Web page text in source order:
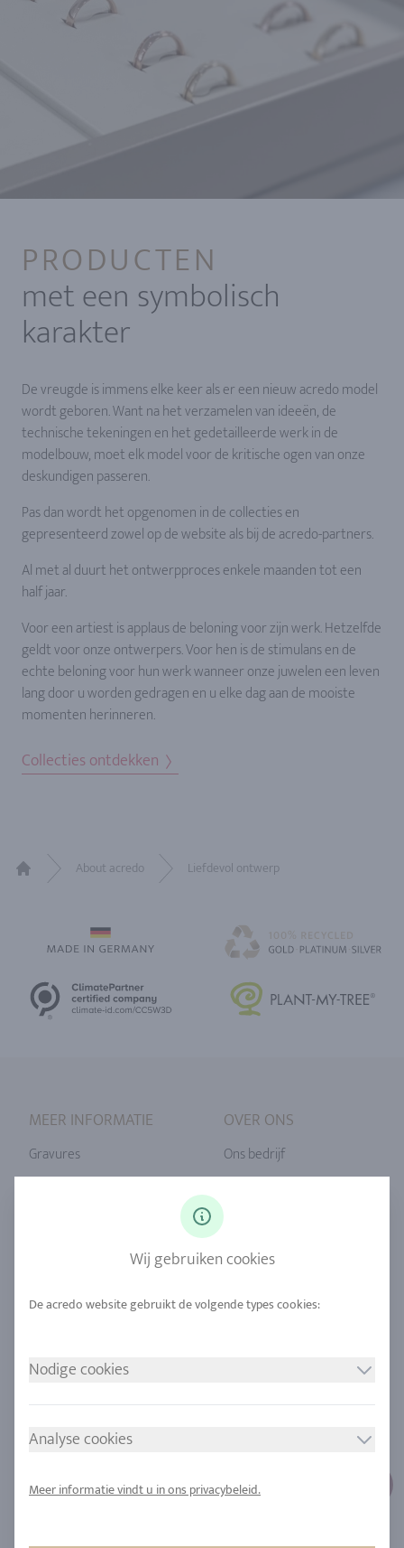
PRODUCTEN
met een symbolisch
karakter
De vreugde is immens elke keer als er een nieuw acredo model
wordt geboren. Want na het verzamelen van ideeën, de
technische tekeningen en het gedetailleerde werk in de
modelbouw, moet elk model voor de kritische ogen van onze
deskundigen passeren.
Pas dan wordt het opgenomen in de collecties en
gepresenteerd zowel op de website als bij de acredo-partners.
Al met al duurt het ontwerpproces enkele maanden tot een
half jaar.
Voor een artiest is applaus de beloning voor zijn werk. Hetzelfde
geldt voor onze ontwerpers. Voor hen is de stimulans en de
echte beloning voor hun werk wanneer onze juwelen een leven
lang door u worden gedragen en u elke dag aan de mooiste
momenten herinneren.
Collecties ontdekken
About acredo Liefdevol ontwerp
MEER INFORMATIE
Gravures
Stedelijke mijnbouw
OVER ONS
Ons bedrijf
Onze kwaliteit
Locaties
JURIDISCHE MEDEDELING
Afdruk
Gegevensbescherming
Wij gebruiken cookies
Nodige cookies
Analyse cookies
Meer informatie vindt u in ons privacybeleid.